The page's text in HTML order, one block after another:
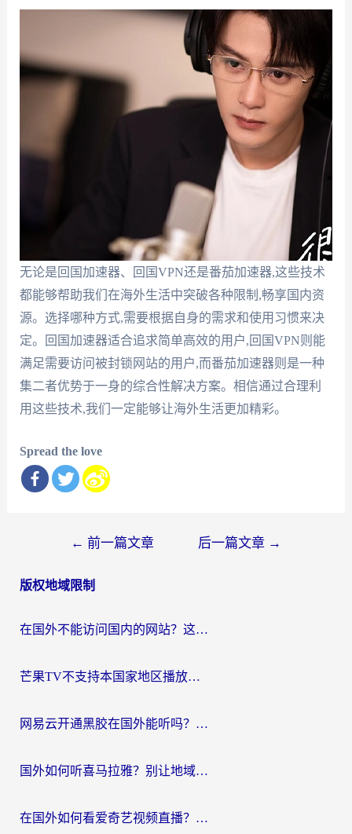
无论是回国加速器、回国VPN还是番茄加速器,这些技术
都能够帮助我们在海外生活中突破各种限制,畅享国内资
源。选择哪种方式,需要根据自身的需求和使用习惯来决
定。回国加速器适合追求简单高效的用户,回国VPN则能
满足需要访问被封锁网站的用户,而番茄加速器则是一种
集二者优势于一身的综合性解决方案。相信通过合理利
用这些技术,我们一定能够让海外生活更加精彩。
Spread the love
导
← 前一篇文章 后一篇文章 →
版权地域限制
在国外不能访问国内的网站？这篇攻略帮你无缝连接家乡资源
芒果TV不支持本国家地区播放该怎么解决？海外党追剧看片的终极指南
网易云开通黑胶在国外能听吗？海外党亲测有效的回国听音乐方案
国外如何听喜马拉雅？别让地域限制，断了你的中文声音陪伴
在国外如何看爱奇艺视频直播？海外党亲测有效的回国加速器指南